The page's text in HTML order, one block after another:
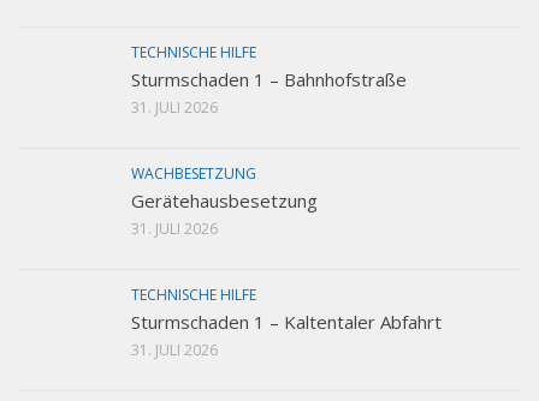
TECHNISCHE HILFE
Sturmschaden 1 – Bahnhofstraße
31. JULI 2026
WACHBESETZUNG
Gerätehausbesetzung
31. JULI 2026
TECHNISCHE HILFE
Sturmschaden 1 – Kaltentaler Abfahrt
31. JULI 2026